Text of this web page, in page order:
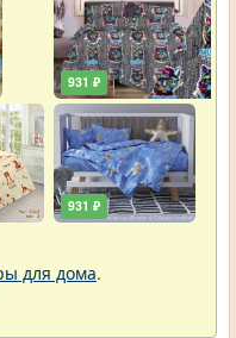
931 ₽
931 ₽
для дома.